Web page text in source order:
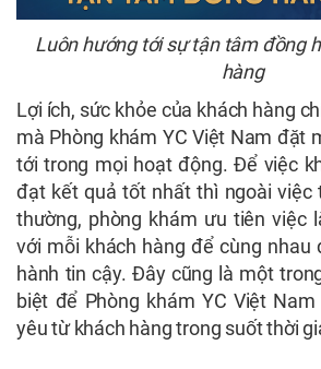
Luôn hướng tới sự tận tâm đồng
hàng
Lợi ích, sức khỏe của khách hàng
mà Phòng khám YC Việt Nam đặt
tới trong mọi hoạt động. Để việc
đạt kết quả tốt nhất thì ngoài việc
thường, phòng khám ưu tiên việc
với mỗi khách hàng để cùng
hành tin cậy. Đây cũng là một
biệt để Phòng khám YC Việt
yêu từ khách hàng trong suốt thời